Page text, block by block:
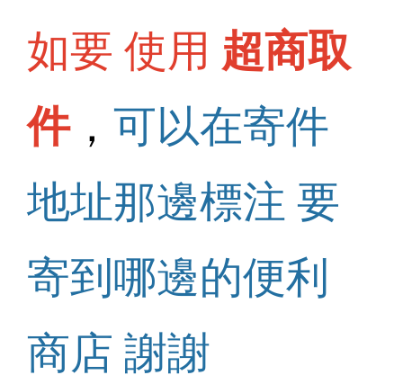
如要 使用 超商取
件， 可以在寄件
地址那邊標注 要
寄到哪邊的便利
商店 謝謝